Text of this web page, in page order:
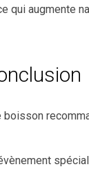
qui augmente
boisson